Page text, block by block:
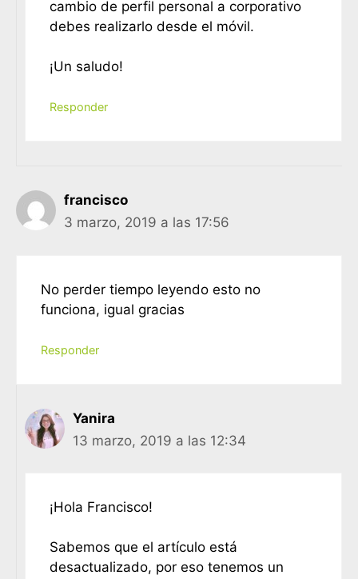
cambio de perfil personal a corporativo
debes realizarlo desde el móvil.
¡Un saludo!
Responder
francisco
3 marzo, 2019 a las 17:56
No perder tiempo leyendo esto no
funciona, igual gracias
Responder
Yanira
13 marzo, 2019 a las 12:34
¡Hola Francisco!
Sabemos que el artículo está
desactualizado, por eso tenemos un